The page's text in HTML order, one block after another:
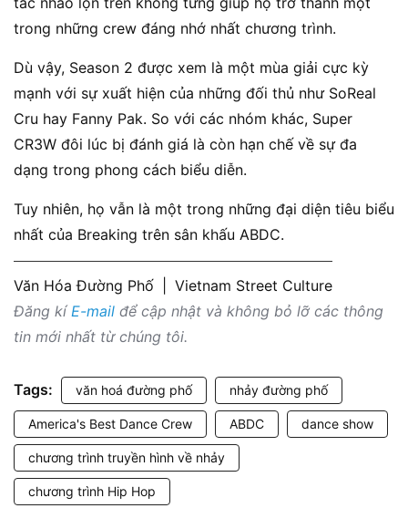
trong những crew đáng nhớ nhất chương trình.
Dù vậy, Season 2 được xem là một mùa giải cực kỳ
mạnh với sự xuất hiện của những đối thủ như SoReal
Cru hay Fanny Pak. So với các nhóm khác, Super
CR3W đôi lúc bị đánh giá là còn hạn chế về sự đa
dạng trong phong cách biểu diễn.
Tuy nhiên, họ vẫn là một trong những đại diện tiêu biểu
nhất của Breaking trên sân khấu ABDC.
Văn Hóa Đường Phố
Vietnam Street Culture
Đăng kí E-mail để cập nhật và không bỏ lỡ các thông
tin mới nhất từ chúng tôi.
Tags: văn hoá đường phố nhảy đường phố
America's Best Dance Crew ABDC dance show
chương trình truyền hình về nhảy
chương trình Hip Hop